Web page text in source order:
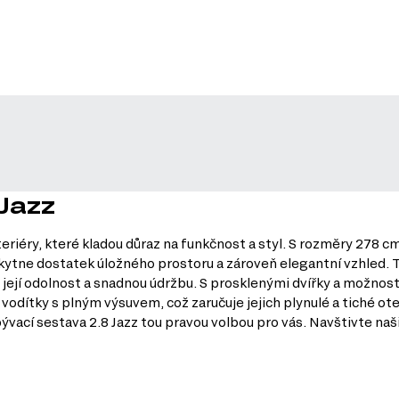
které kladou důraz na funkčnost a styl. S rozměry 278
dostatek úložného prostoru a zároveň elegantní vzhled.
odolnost a snadnou údržbu. S prosklenými dvířky a
s plným výsuvem, což zaručuje jejich plynulé a tiché
sestava 2.8 Jazz tou pravou volbou pro vás. Navštivte